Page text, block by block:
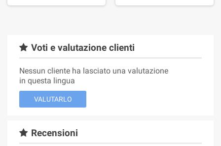
Voti e valutazione clienti
Nessun cliente ha lasciato una valutazione
in questa lingua
VALUTARLO
Recensioni